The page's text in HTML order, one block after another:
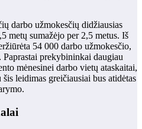
darbo užmokesčių didžiausias
metų sumažėjo per 2,5 metus. Iš
54 000 darbo užmokesčio,
prekybininkai daugiau
mėnesinei darbo vietų ataskaitai,
leidimas greičiausiai bus atidėtas